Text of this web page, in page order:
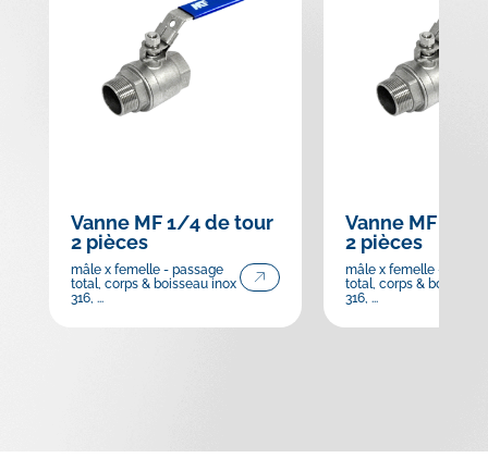
Vanne MF 1/4 de tour
2 pièces
mâle x femelle - passage
total, corps & boisseau inox
316, ...
Vanne MF 1/4
2 pièces
mâle x femelle -
total, corps & boisseau
316, ...